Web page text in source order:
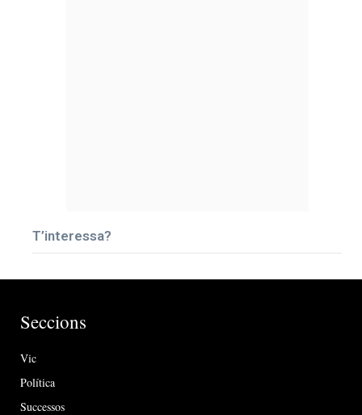
T’interessa?
Seccions
Vic
Política
Successos